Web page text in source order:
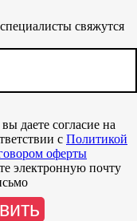
свяжутся
даете согласие на
с Политикой
оферты
электронную почту